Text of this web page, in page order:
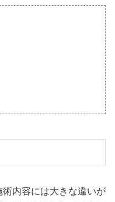
内容には大きな違いが